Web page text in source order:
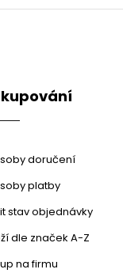
doručení
platby
stav objednávky
dle značek A-Z
na firmu